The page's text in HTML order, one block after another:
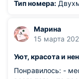
Тип номера:
Марина
15 марта
Уют, красота и
Понравилось: -